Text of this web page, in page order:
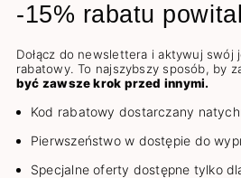
-15% rabatu
Dołącz do newslettera i aktywuj swój
rabatowy. To najszybszy sposób, by
być zawsze krok przed innymi.
Kod rabatowy dostarczany
Pierwszeństwo w dostępie do
Specjalne oferty dostępne tylko